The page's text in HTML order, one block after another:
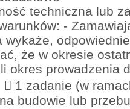
techniczna lub
-
wykaże,
że w okresie
okres prowadzenia
 1 zadanie (w
budowie lub